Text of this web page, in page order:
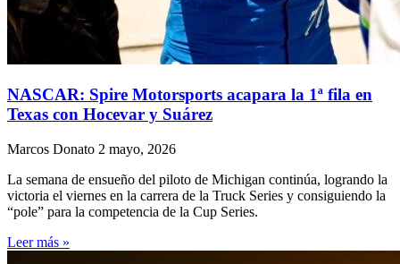
NASCAR: Spire Motorsports acapara la 1ª fila en
Texas con Hocevar y Suárez
Marcos Donato 2 mayo, 2026
La semana de ensueño del piloto de Michigan continúa, logrando la
victoria el viernes en la carrera de la Truck Series y consiguiendo la
“pole” para la competencia de la Cup Series.
Leer más »